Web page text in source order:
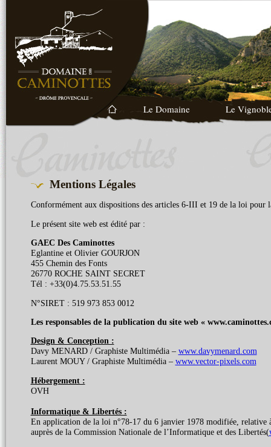
Le Domaine Le
Mentions Légales
Conformément aux dispositions des articles 6-III et 19 de la loi pour
Le présent site web est édité par :
GAEC Des Caminottes
Eglantine et Olivier GOURJON
455 Chemin des Fonts
26770 ROCHE SAINT SECRET
Tél : +33(0)4.75.53.51.55
N°SIRET : 519 973 853 0012
Les responsables de la publication du site web «
Design & Conception :
Davy MENARD / Graphiste Multimédia – www.davymenard.com
Laurent MOUY / Graphiste Multimédia – www.vector-pixels.com
Hébergement :
OVH
Informatique & Libertés :
En application de la loi n°78-17 du 6 janvier 1978 modifiée,
auprès de la Commission Nationale de l’Informatique et des Libertés(